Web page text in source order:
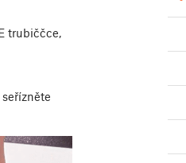
trubiččce,